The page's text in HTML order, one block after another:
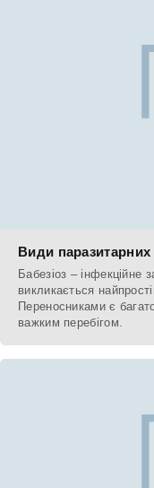
Види
Бабезіоз –
викликається
Переносниками є
важким перебігом.